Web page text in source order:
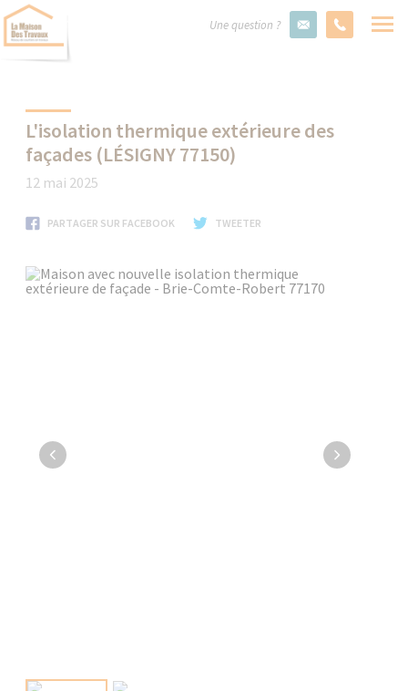
Une question ?
L'isolation thermique extérieure des
façades (LÉSIGNY 77150)
12 mai 2025
PARTAGER SUR FACEBOOK TWEETER